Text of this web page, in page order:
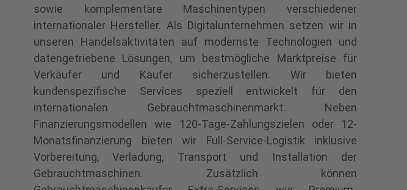
sowie komplementäre Maschinentypen verschiedener
internationaler Hersteller. Als Digitalunternehmen setzen wir in
unseren Handelsaktivitäten auf modernste Technologien und
datengetriebene Lösungen, um bestmögliche Marktpreise für
Verkäufer und Käufer sicherzustellen. Wir bieten
kundenspezifische Services speziell entwickelt für den
internationalen Gebrauchtmaschinenmarkt. Neben
Finanzierungsmodellen wie 120-Tage-Zahlungszielen oder 12-
Monatsfinanzierung bieten wir Full-Service-Logistik inklusive
Vorbereitung, Verladung, Transport und Installation der
Gebrauchtmaschinen. Zusätzlich können